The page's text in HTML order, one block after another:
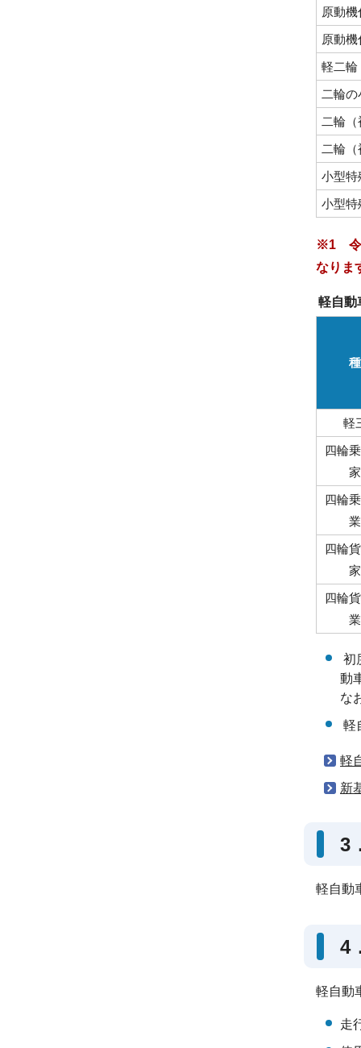
原動
原動
軽二輪
二輪の
二輪
二輪
小型
小型
※1 令
なりま
軽自動
軽
四輪
四輪
四輪
四輪
初
動
な
軽
軽
新
3
軽自動
4
軽自動
走